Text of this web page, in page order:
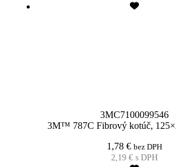
3MC7100099546
3M™ 787C Fibrový kotúč,
1,78€ bez DPH
2,19€ s DPH